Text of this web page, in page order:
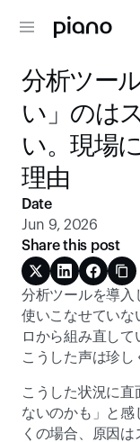
分析ツー
い」のは
い。現場
理由
分析ツールを導入
使いこなせていな
ロから組み直し
こうした声は珍し
こうした状況に直
ないのかも」と感
くの場合、原因は
Date
Jun 9, 2026
Share this post